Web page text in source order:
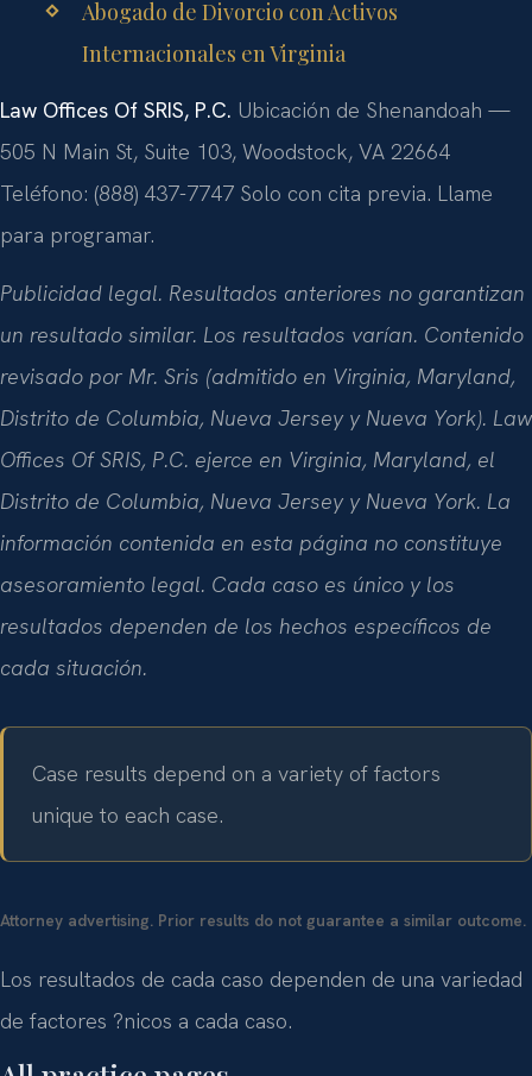
Abogado de Divorcio con Activos
Internacionales en Virginia
Law Offices Of SRIS, P.C. Ubicación de Shenandoah —
505 N Main St, Suite 103, Woodstock, VA 22664
Teléfono: (888) 437-7747 Solo con cita previa. Llame
para programar.
Publicidad legal. Resultados anteriores no garantizan
un resultado similar. Los resultados varían. Contenido
revisado por Mr. Sris (admitido en Virginia, Maryland,
Distrito de Columbia, Nueva Jersey y Nueva York). Law
Offices Of SRIS, P.C. ejerce en Virginia, Maryland, el
Distrito de Columbia, Nueva Jersey y Nueva York. La
información contenida en esta página no constituye
asesoramiento legal. Cada caso es único y los
resultados dependen de los hechos específicos de
cada situación.
Case results depend on a variety of factors
unique to each case.
Attorney advertising. Prior results do not guarantee a similar outcome.
Los resultados de cada caso dependen de una variedad
de factores ?nicos a cada caso.